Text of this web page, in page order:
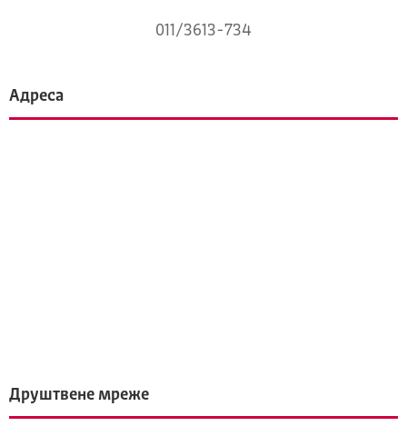
011/3613-734
Адреса
Друштвене мреже